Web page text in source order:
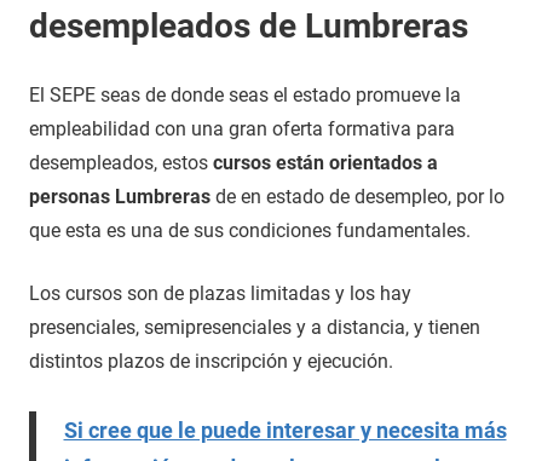
desempleados de Lumbreras
El SEPE seas de donde seas el estado promueve la
empleabilidad con una gran oferta formativa para
desempleados, estos cursos están orientados a
personas Lumbreras de en estado de desempleo, por lo
que esta es una de sus condiciones fundamentales.
Los cursos son de plazas limitadas y los hay
presenciales, semipresenciales y a distancia, y tienen
distintos plazos de inscripción y ejecución.
Si cree que le puede interesar y necesita más